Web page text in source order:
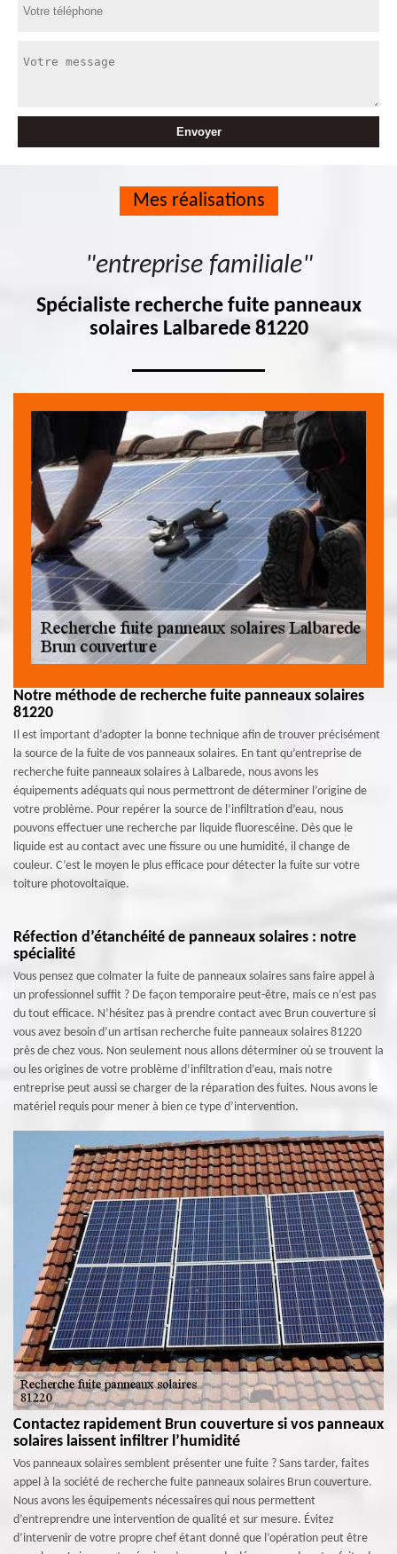
Mes réalisations
"entreprise familiale"
Spécialiste recherche fuite panneaux
solaires Lalbarede 81220
Notre méthode de recherche fuite panneaux solaires
81220
Il est important d’adopter la bonne technique afin de trouver précisément
la source de la fuite de vos panneaux solaires. En tant qu’entreprise de
recherche fuite panneaux solaires à Lalbarede, nous avons les
équipements adéquats qui nous permettront de déterminer l’origine de
votre problème. Pour repérer la source de l’infiltration d’eau, nous
pouvons effectuer une recherche par liquide fluorescéine. Dès que le
liquide est au contact avec une fissure ou une humidité, il change de
couleur. C’est le moyen le plus efficace pour détecter la fuite sur votre
toiture photovoltaïque.
Réfection d’étanchéité de panneaux solaires : notre
spécialité
Vous pensez que colmater la fuite de panneaux solaires sans faire appel à
un professionnel suffit ? De façon temporaire peut-être, mais ce n’est pas
du tout efficace. N’hésitez pas à prendre contact avec Brun couverture si
vous avez besoin d’un artisan recherche fuite panneaux solaires 81220
près de chez vous. Non seulement nous allons déterminer où se trouvent la
ou les origines de votre problème d’infiltration d’eau, mais notre
entreprise peut aussi se charger de la réparation des fuites. Nous avons le
matériel requis pour mener à bien ce type d’intervention.
Contactez rapidement Brun couverture si vos panneaux
solaires laissent infiltrer l’humidité
Vos panneaux solaires semblent présenter une fuite ? Sans tarder, faites
appel à la société de recherche fuite panneaux solaires Brun couverture.
Nous avons les équipements nécessaires qui nous permettent
d’entreprendre une intervention de qualité et sur mesure. Évitez
d’intervenir de votre propre chef étant donné que l’opération peut être